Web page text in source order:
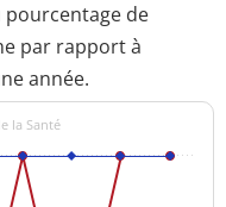
pourcentage de
par rapport à
année.
la Santé